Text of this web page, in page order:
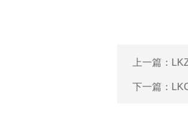
上一篇：
下一篇：